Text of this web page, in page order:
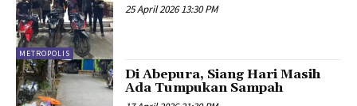
METROPOLIS
25 April 2026 13:30 PM
Di Abepura, Siang Hari Masih
Ada Tumpukan Sampah